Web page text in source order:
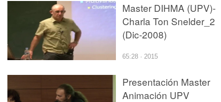
Master DIHMA (UPV)-
Charla Ton Snelder_2
(Dic-2008)
65:28 · 2015
Presentación Master
Animación UPV